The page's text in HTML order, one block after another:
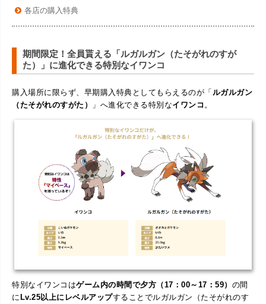
各店の購入特典
期間限定！全員貰える「ルガルガン（たそがれのすが
た）」に進化できる特別なイワンコ
購入場所に限らず、早期購入特典としてもらえるのが「 ルガルガン
（たそがれのすがた）
」へ進化できる特別なイワンコ 。
特別なイワンコはゲーム内の時間で夕方（17：00～17：59） の間
にLv.25以上にレベルアップすることでルガルガン（たそがれのす